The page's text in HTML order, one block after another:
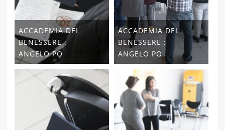
ACCADEMIA DEL
BENESSERE :
ANGELO PO
ACCADEMIA DEL
BENESSERE :
ANGELO PO